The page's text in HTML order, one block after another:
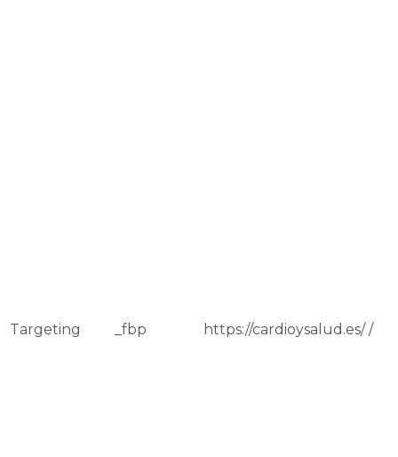
Targeting _fbp https://cardioysalud.es/ /